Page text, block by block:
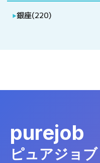
▶銀座(220)
purejob
ピュアジョブ